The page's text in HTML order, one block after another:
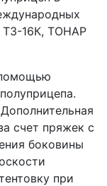
счет пряжек с
боковины
при